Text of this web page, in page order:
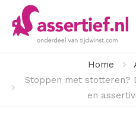
Home
Stoppen met stotteren?
en